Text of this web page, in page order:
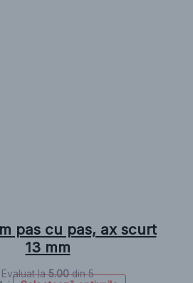
pas cu pas, ax scurt
13 mm
Evaluat la5.00din 5